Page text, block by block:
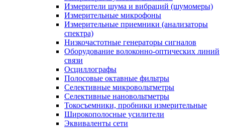
Измерители шума и вибраций (шумомеры)
Измерительные микрофоны
Измерительные приемники (анализаторы
спектра)
Низкочастотные генераторы сигналов
Оборудование волоконно-оптических линий
связи
Осциллографы
Полосовые октавные фильтры
Селективные микровольтметры
Селективные нановольтметры
Токосъемники, пробники измерительные
Широкополосные усилители
Эквиваленты сети